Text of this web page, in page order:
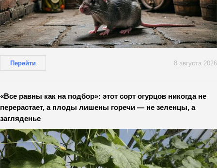
Перейти 8 августа 2026
«Все равны как на подбор»: этот сорт огурцов никогда не
перерастает, а плоды лишены горечи — не зеленцы, а
загляденье